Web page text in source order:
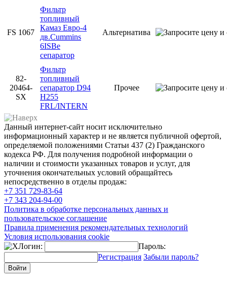
FS 1067
Фильтр
топливный
Камаз Евро-4
дв.Cummins
6ISBe
сепаратор
Альтернатива
82-
20464-
SX
Фильтр
топливный
сепаратор D94
H255
FRL/INTERN
Прочее
Данный интернет-сайт носит исключительно
информационный характер и не является публичной офертой,
определяемой положениями Статьи 437 (2) Гражданского
кодекса РФ. Для получения подробной информации о
наличии и стоимости указанных товаров и услуг, для
уточнения окончательных условий обращайтесь
непосредственно в отделы продаж:
+7 351 729-83-64
+7 343 204-94-00
Политика в обработке персональных данных и
пользовательское соглашение
Правила применения рекомендательных технологий
Условия использования cookie
Логин:
Пароль:
Регистрация Забыли пароль?